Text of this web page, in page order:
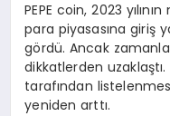
PEPE coin, 2023
para piyasasına giriş
gördü. Ancak
dikkatlerden
tarafından
yeniden arttı.